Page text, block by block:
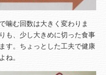
噛む回数は大きく変わりま
も、少し大きめに切った食事
す。ちょっとした工夫で健康
ね。